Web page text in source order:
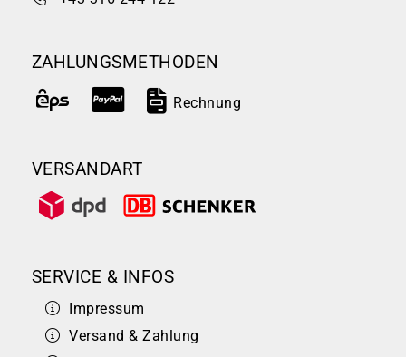
ZAHLUNGSMETHODEN
Rechnung
VERSANDART
SERVICE & INFOS
Impressum
Versand & Zahlung